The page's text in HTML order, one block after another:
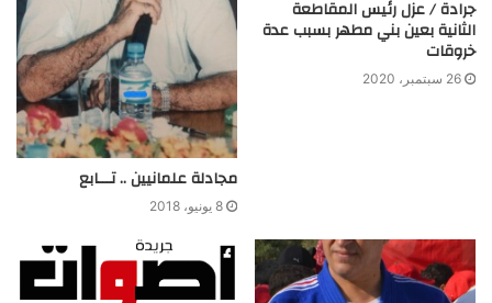
جرادة / عزل رئيس المقاطعة
الثانية بعين بني مطهر بسبب عدة
خروقات
26 سبتمبر، 2020
مجادلة علمانيين .. تـــابع
8 يونيو، 2018